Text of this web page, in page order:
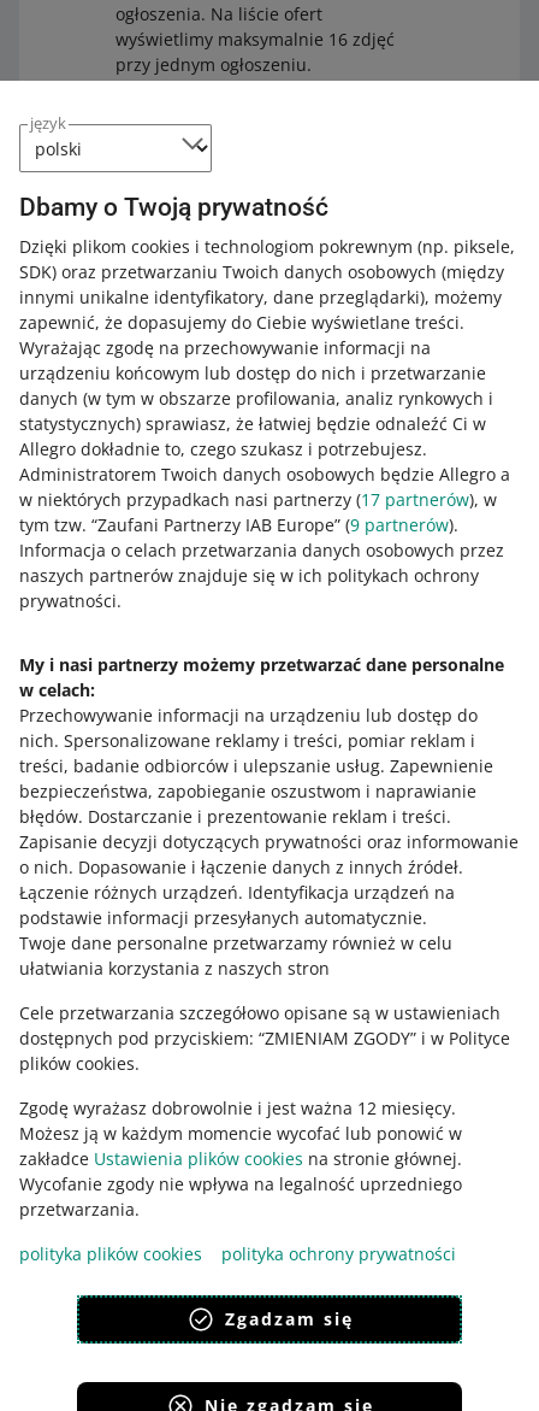
język
Dbamy o Twoją prywatność
Dzięki plikom cookies i technologiom pokrewnym (np. piksele,
SDK) oraz przetwarzaniu Twoich danych osobowych (między
innymi unikalne identyfikatory, dane przeglądarki), możemy
zapewnić, że dopasujemy do Ciebie wyświetlane treści.
Wyrażając zgodę na przechowywanie informacji na
urządzeniu końcowym lub dostęp do nich i przetwarzanie
danych (w tym w obszarze profilowania, analiz rynkowych i
statystycznych) sprawiasz, że łatwiej będzie odnaleźć Ci w
Allegro dokładnie to, czego szukasz i potrzebujesz.
Administratorem Twoich danych osobowych będzie Allegro a
w niektórych przypadkach nasi partnerzy (17 partnerów), w
tym tzw. “Zaufani Partnerzy IAB Europe” (9 partnerów).
Informacja o celach przetwarzania danych osobowych przez
naszych partnerów znajduje się w ich politykach ochrony
prywatności.
My i nasi partnerzy możemy przetwarzać dane personalne
w celach:
Przechowywanie informacji na urządzeniu lub dostęp do
nich. Spersonalizowane reklamy i treści, pomiar reklam i
treści, badanie odbiorców i ulepszanie usług. Zapewnienie
bezpieczeństwa, zapobieganie oszustwom i naprawianie
błędów. Dostarczanie i prezentowanie reklam i treści.
Zapisanie decyzji dotyczących prywatności oraz informowanie
o nich. Dopasowanie i łączenie danych z innych źródeł.
Łączenie różnych urządzeń. Identyfikacja urządzeń na
podstawie informacji przesyłanych automatycznie.
Twoje dane personalne przetwarzamy również w celu
ułatwiania korzystania z naszych stron
Cele przetwarzania szczegółowo opisane są w ustawieniach
dostępnych pod przyciskiem: “ZMIENIAM ZGODY” i w Polityce
plików cookies.
Zgodę wyrażasz dobrowolnie i jest ważna 12 miesięcy.
Możesz ją w każdym momencie wycofać lub ponowić w
zakładce Ustawienia plików cookies na stronie głównej.
Wycofanie zgody nie wpływa na legalność uprzedniego
przetwarzania.
polityka plików cookies
polityka ochrony prywatności
Zgadzam się
Nie zgadzam się
ogłoszenia. Na liście ofert
wyświetlimy maksymalnie 16 zdjęć
przy jednym ogłoszeniu.
Jeśli masz konto zwykłe, możesz
dodać do oferty 10 zdjęć – niezależnie
od kategorii.
Ogłoszenia w API Allegro
Tworzenie i zarządzanie ogłoszeniami jest dostępne w
API Allegro .
Dowiedz się więcej
Co powinien zawierać dobry opis oferty
Jakie są zasady dotyczące wystawiania i opisu
Jak wystawić ogłoszenie na Allegro Lokalnie
Potrzebujesz pomocy?
Skontaktuj się z nami
Zapytaj społeczność
Zajrzyj na Allegro Gadane
Ta strona jest też dostępna w innych językach
wygląd: